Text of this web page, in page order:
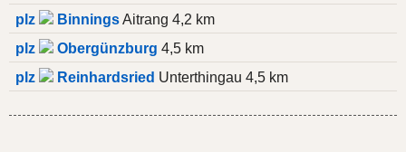
plz
BinningsAitrang 4,2 km
plz
Obergünzburg 4,5 km
plz
Reinhardsried Unterthingau 4,5 km